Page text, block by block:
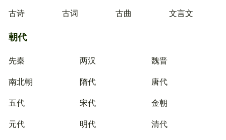
古诗 古词 古曲 文言文
朝代
先秦 两汉
魏晋
南北朝
隋代
唐代
五代
宋代
金朝
元代
明代 清代